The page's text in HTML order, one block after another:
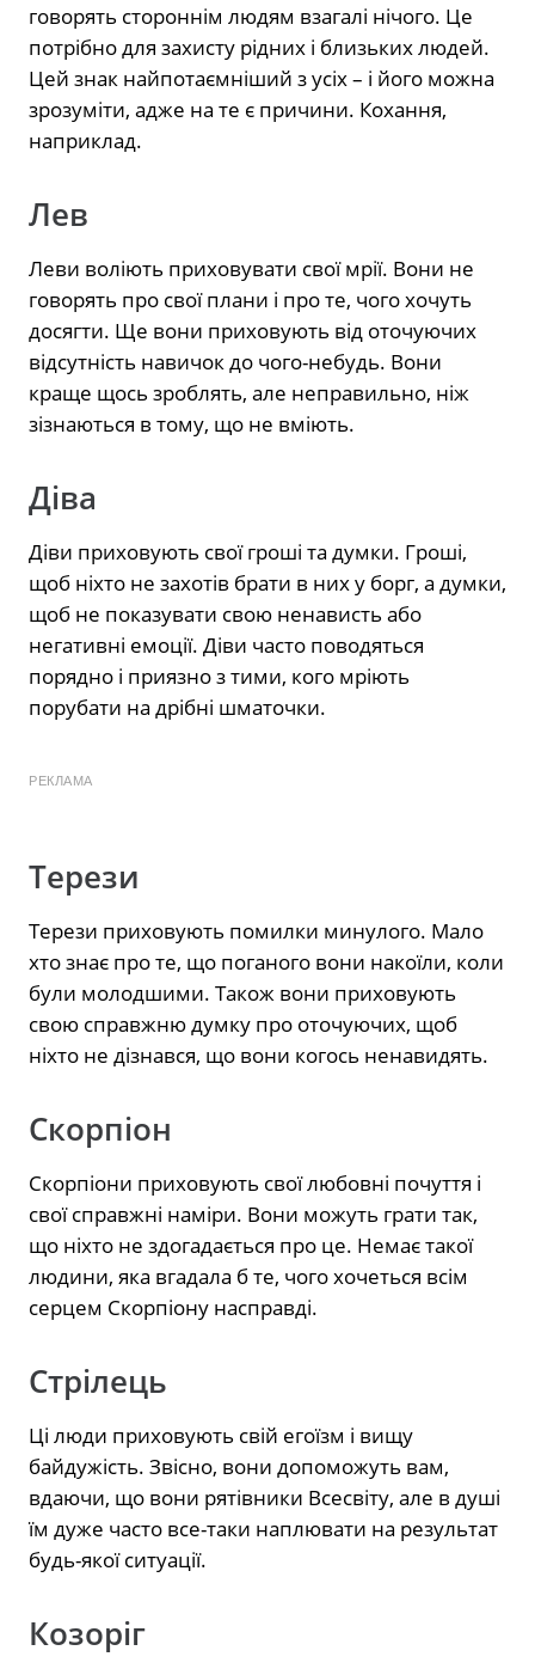
говорять стороннім людям взагалі нічого. Це
потрібно для захисту рідних і близьких людей.
Цей знак найпотаємніший з усіх – і його можна
зрозуміти, адже на те є причини. Кохання,
наприклад.
Лев
Леви воліють приховувати свої мрії. Вони не
говорять про свої плани і про те, чого хочуть
досягти. Ще вони приховують від оточуючих
відсутність навичок до чого-небудь. Вони
краще щось зроблять, але неправильно, ніж
зізнаються в тому, що не вміють.
Діва
Діви приховують свої гроші та думки. Гроші,
щоб ніхто не захотів брати в них у борг, а думки,
щоб не показувати свою ненависть або
негативні емоції. Діви часто поводяться
порядно і приязно з тими, кого мріють
порубати на дрібні шматочки.
РЕКЛАМА
Терези
Терези приховують помилки минулого. Мало
хто знає про те, що поганого вони накоїли, коли
були молодшими. Також вони приховують
свою справжню думку про оточуючих, щоб
ніхто не дізнався, що вони когось ненавидять.
Скорпіон
Скорпіони приховують свої любовні почуття і
свої справжні наміри. Вони можуть грати так,
що ніхто не здогадається про це. Немає такої
людини, яка вгадала б те, чого хочеться всім
серцем Скорпіону насправді.
Стрілець
Ці люди приховують свій егоїзм і вищу
байдужість. Звісно, вони допоможуть вам,
вдаючи, що вони рятівники Всесвіту, але в душі
їм дуже часто все-таки наплювати на результат
будь-якої ситуації.
Козоріг